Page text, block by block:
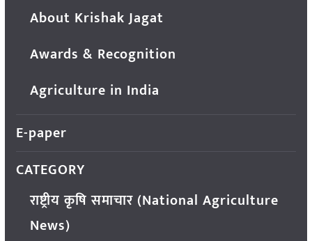
About Krishak Jagat
Awards & Recognition
Agriculture in India
E-paper
CATEGORY
राष्ट्रीय कृषि समाचार (National Agriculture
News)